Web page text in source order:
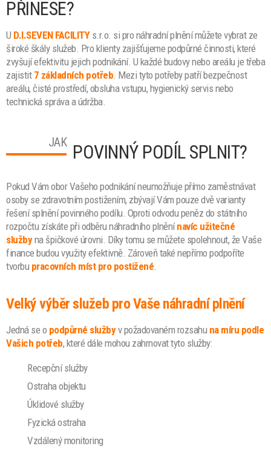
PŘINESE?
U D.I.SEVEN FACILITYs.r.o. si pro náhradní plnění můžete vybrat ze
široké škály služeb. Pro klienty zajišťujeme podpůrné činnosti, které
zvyšují efektivitu jejich podnikání. U každé budovy nebo areálu je třeba
zajistit 7 základních potřeb . Mezi tyto potřeby patří bezpečnost
areálu, čisté prostředí, obsluha vstupu, hygienický servis nebo
technická správa a údržba.
JAK POVINNÝ PODÍL SPLNIT?
Pokud Vám obor Vašeho podnikání neumožňuje přímo zaměstnávat
osoby se zdravotním postižením, zbývají Vám pouze dvě varianty
řešení splnění povinného podílu. Oproti odvodu peněz do státního
rozpočtu získáte při odběru náhradního plněnínavíc užitečné
službyna špičkové úrovni. Díky tomu se můžete spolehnout, že Vaše
finance budou využity efektivně. Zároveň také nepřímo podpoříte
tvorbu pracovních míst pro postižené
Velký výběr služeb pro Vaše náhradní plnění
Jedná se o podpůrné službyv požadovaném rozsahu na míru podle
Vašich potřeb, které dále mohou zahrnovat tyto služby:
Recepční služby
Ostraha objektu
Úklidové služby
Fyzická ostraha
Vzdálený monitoring